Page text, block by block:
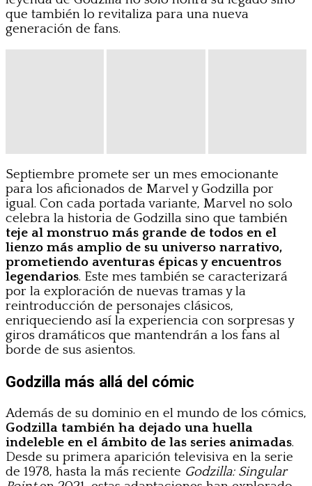
que también lo revitaliza para una nueva
generación de fans.
Septiembre promete ser un mes emocionante
para los aficionados de Marvel y Godzilla por
igual. Con cada portada variante, Marvel no solo
celebra la historia de Godzilla sino que también
teje al monstruo más grande de todos en el
lienzo más amplio de su universo narrativo,
prometiendo aventuras épicas y encuentros
legendarios. Este mes también se caracterizará
por la exploración de nuevas tramas y la
reintroducción de personajes clásicos,
enriqueciendo así la experiencia con sorpresas y
giros dramáticos que mantendrán a los fans al
borde de sus asientos.
Godzilla más allá del cómic
Además de su dominio en el mundo de los cómics,
Godzilla también ha dejado una huella
indeleble en el ámbito de las series animadas.
Desde su primera aparición televisiva en la serie
de 1978, hasta la más reciente Godzilla: Singular